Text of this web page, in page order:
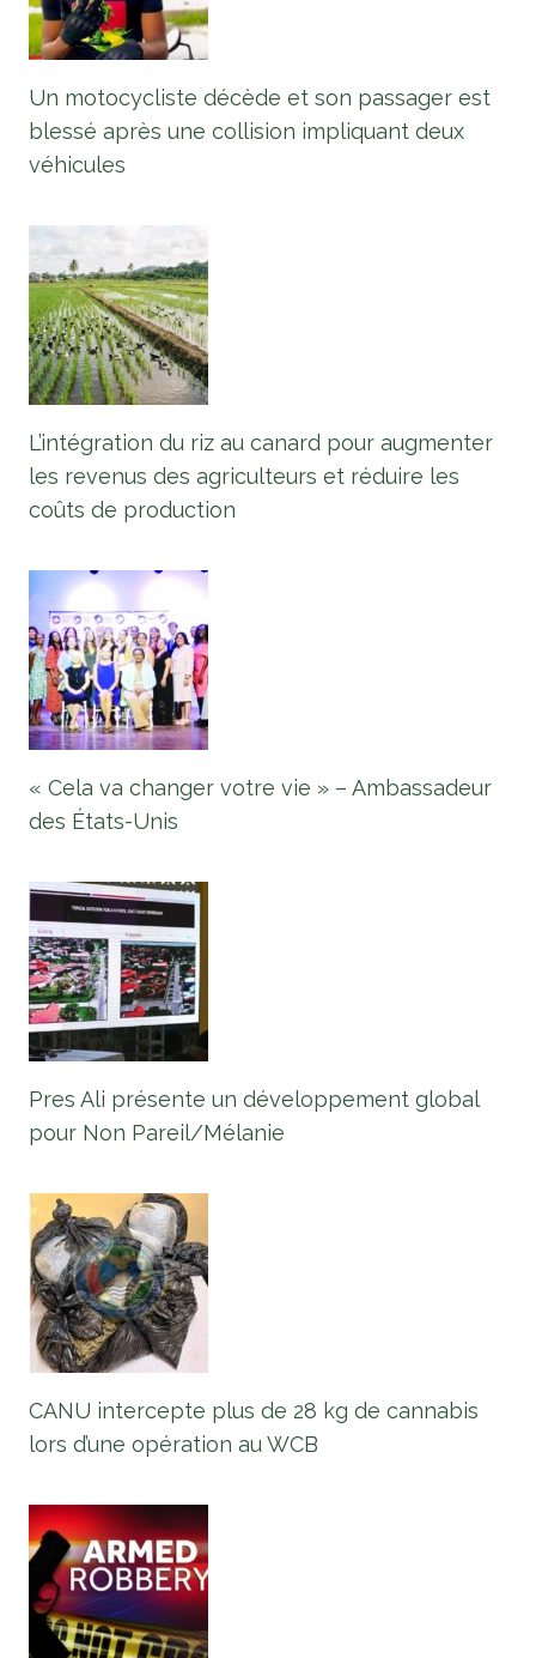
Un motocycliste décède et son passager est
blessé après une collision impliquant deux
véhicules
L’intégration du riz au canard pour augmenter
les revenus des agriculteurs et réduire les
coûts de production
« Cela va changer votre vie » – Ambassadeur
des États-Unis
Pres Ali présente un développement global
pour Non Pareil/Mélanie
CANU intercepte plus de 28 kg de cannabis
lors d’une opération au WCB